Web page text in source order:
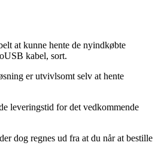
at kunne hente de nyindkøbte
kabel, sort.
er utvivlsomt selv at hente
leveringstid for det vedkommende
dog regnes ud fra at du når at bestille